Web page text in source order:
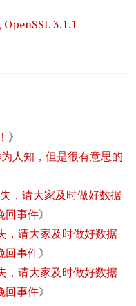
3.1.1
》
人知，但是很有意思的
，请大家及时做好数据
回事件》
，请大家及时做好数据
回事件》
，请大家及时做好数据
回事件》